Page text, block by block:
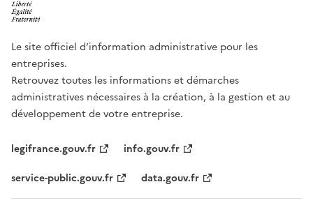
Le site officiel d’information administrative pour les
entreprises.
Retrouvez toutes les informations et démarches
administratives nécessaires à la création, à la gestion et au
développement de votre entreprise.
legifrance.gouv.fr
info.gouv.fr
service-public.gouv.fr
data.gouv.fr